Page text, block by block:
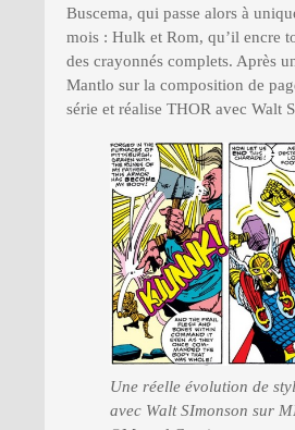
Buscema, qui passe alors à
mois : Hulk et Rom, qu’il encre
des crayonnés complets. Après
Mantlo sur la composition de
série et réalise THOR avec Walt
Une réelle évolution de
avec Walt SImonson sur